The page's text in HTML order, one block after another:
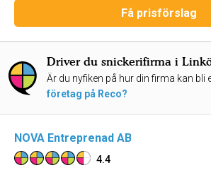
Få prisförslag
Driver du snickerifirma i
Är du nyfiken på hur din firma kan bli
företag på Reco?
NOVA Entreprenad AB
4.4